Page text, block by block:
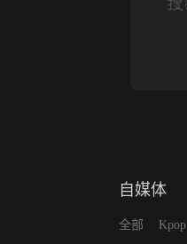
自媒体
全部
Kpop